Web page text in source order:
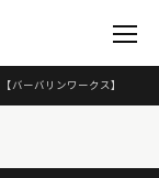
【バーバリンワークス】